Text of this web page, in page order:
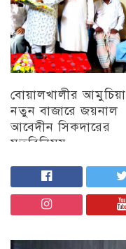
বোয়ালখালীর আমুচিয়া
নতুন বাজারে জয়নাল
আবেদীন সিকদারের
মতবিনিময়
চট্টগ্রাম